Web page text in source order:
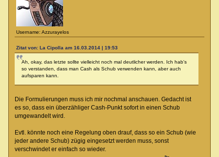
Username: Azzurayelos
Zitat von: La Cipolla am 16.03.2014 | 19:53
Ah, okay, das letzte sollte vielleicht noch mal deutlicher werden. Ich hab's
so verstanden, dass man Cash als Schub verwenden kann, aber auch
aufsparen kann.
Die Formulierungen muss ich mir nochmal anschauen. Gedacht ist
es so, dass ein überzähliger Cash-Punkt sofort in einen Schub
umgewandelt wird.
Evtl. könnte noch eine Regelung oben drauf, dass so ein Schub (wie
jeder andere Schub) zügig eingesetzt werden muss, sonst
verschwindet er einfach so wieder.